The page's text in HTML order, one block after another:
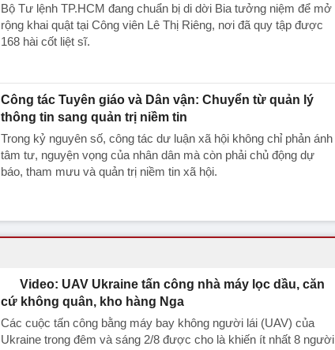
Bộ Tư lệnh TP.HCM đang chuẩn bị di dời Bia tưởng niệm để mở
rộng khai quật tại Công viên Lê Thị Riêng, nơi đã quy tập được
168 hài cốt liệt sĩ.
Công tác Tuyên giáo và Dân vận: Chuyển từ quản lý
thông tin sang quản trị niềm tin
Trong kỷ nguyên số, công tác dư luận xã hội không chỉ phản ánh
tâm tư, nguyện vọng của nhân dân mà còn phải chủ động dự
báo, tham mưu và quản trị niềm tin xã hội.
Video: UAV Ukraine tấn công nhà máy lọc dầu, căn
cứ không quân, kho hàng Nga
Các cuộc tấn công bằng máy bay không người lái (UAV) của
Ukraine trong đêm và sáng 2/8 được cho là khiến ít nhất 8 người